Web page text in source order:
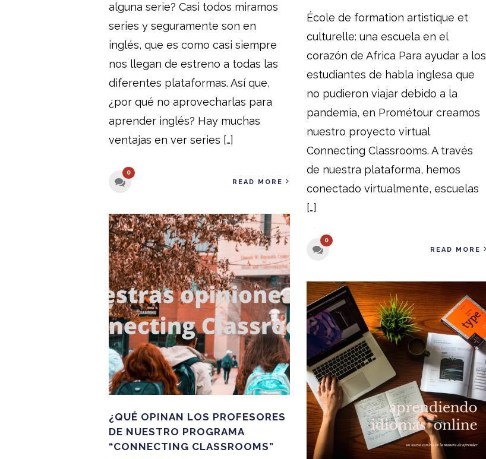
alguna serie? Casi todos miramos
series y seguramente son en
inglés, que es como casi siempre
nos llegan de estreno a todas las
diferentes plataformas. Así que,
¿por qué no aprovecharlas para
aprender inglés? Hay muchas
ventajas en ver series […]
0
READ MORE
École de formation artistique et
culturelle: una escuela en el
corazón de Africa Para ayudar a los
estudiantes de habla inglesa que
no pudieron viajar debido a la
pandemia, en Prométour creamos
nuestro proyecto virtual
Connecting Classrooms. A través
de nuestra plataforma, hemos
conectado virtualmente, escuelas
[…]
0
READ MORE
¿QUÉ OPINAN LOS PROFESORES
DE NUESTRO PROGRAMA
“CONNECTING CLASSROOMS”